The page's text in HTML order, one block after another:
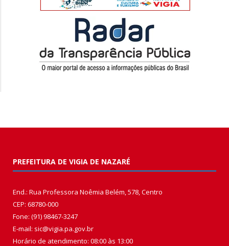
PREFEITURA DE VIGIA DE NAZARÉ
End.: Rua Professora Noêmia Belém, 578, Centro
CEP: 68780-000
Fone: (91) 98467-3247
E-mail: sic@vigia.pa.gov.br
Horário de atendimento: 08:00 às 13:00